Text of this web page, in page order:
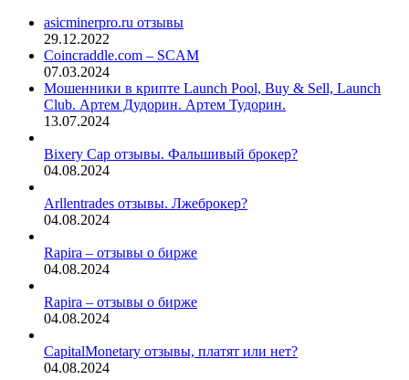
asicminerpro.ru отзывы
29.12.2022
Coincraddle.com – SCAM
07.03.2024
Мошенники в крипте Launch Pool, Buy & Sell, Launch
Club. Артем Дудорин. Артем Тудорин.
13.07.2024
Bixery Cap отзывы. Фальшивый брокер?
04.08.2024
Arllentrades отзывы. Лжеброкер?
04.08.2024
Rapira – отзывы о бирже
04.08.2024
Rapira – отзывы о бирже
04.08.2024
CapitalMonetary отзывы, платят или нет?
04.08.2024